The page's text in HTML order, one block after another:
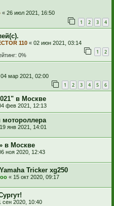
« 26 июл 2021, 16:50
1 2 3 4
110 « 02 июн 2021, 03:14
1 2
0%
04 мар 2021, 02:00
1 2 3 4 5 6
в Москве
фев 2021, 12:13
мотороллера
19 янв 2021, 14:01
в Москве
ноя 2020, 12:43
Tricker xg250
« 15 окт 2020, 09:17
сен 2020, 10:40